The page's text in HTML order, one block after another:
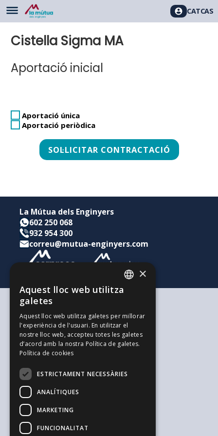
CATCAS
Cistella Sigma MA
Aportació inicial
Aportació única
Aportació periòdica
La Mútua dels Enginyers
602 250 068
932 954 300
correu@mutua-enginyers.com
Segons les teves necessitats
Per a tu i la teva família
Per als teus estalvis i inversions
Per a la teva empresa
L'alternativa als Autònoms
Treballa amb nosaltres
El Blog de l'Enginyeria
Blog de Joves Inspirit Mútua
El Blog de Serpreco
Suggeriments i Reclamacions
Informació general i seguretat
Avís legal
ENGLISH
×
Aquest lloc web utilitza
galetes
Aquest lloc web utilitza galetes per millorar
l'experiència de l'usuari. En utilitzar el
nostre lloc web, accepteu totes les galetes
d’acord amb la nostra Política de galetes.
Política de cookies
ESTRICTAMENT NECESSÀRIES
ANALÍTIQUES
MARKETING
FUNCIONALITAT